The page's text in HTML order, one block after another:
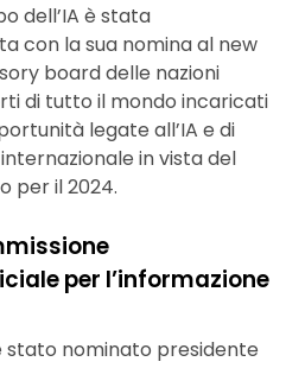
dell’IA è stata
con la sua nomina al new
board delle nazioni
di tutto il mondo incaricati
legate all’IA e di
in vista del
per il 2024.
per l’informazione
stato nominato presidente